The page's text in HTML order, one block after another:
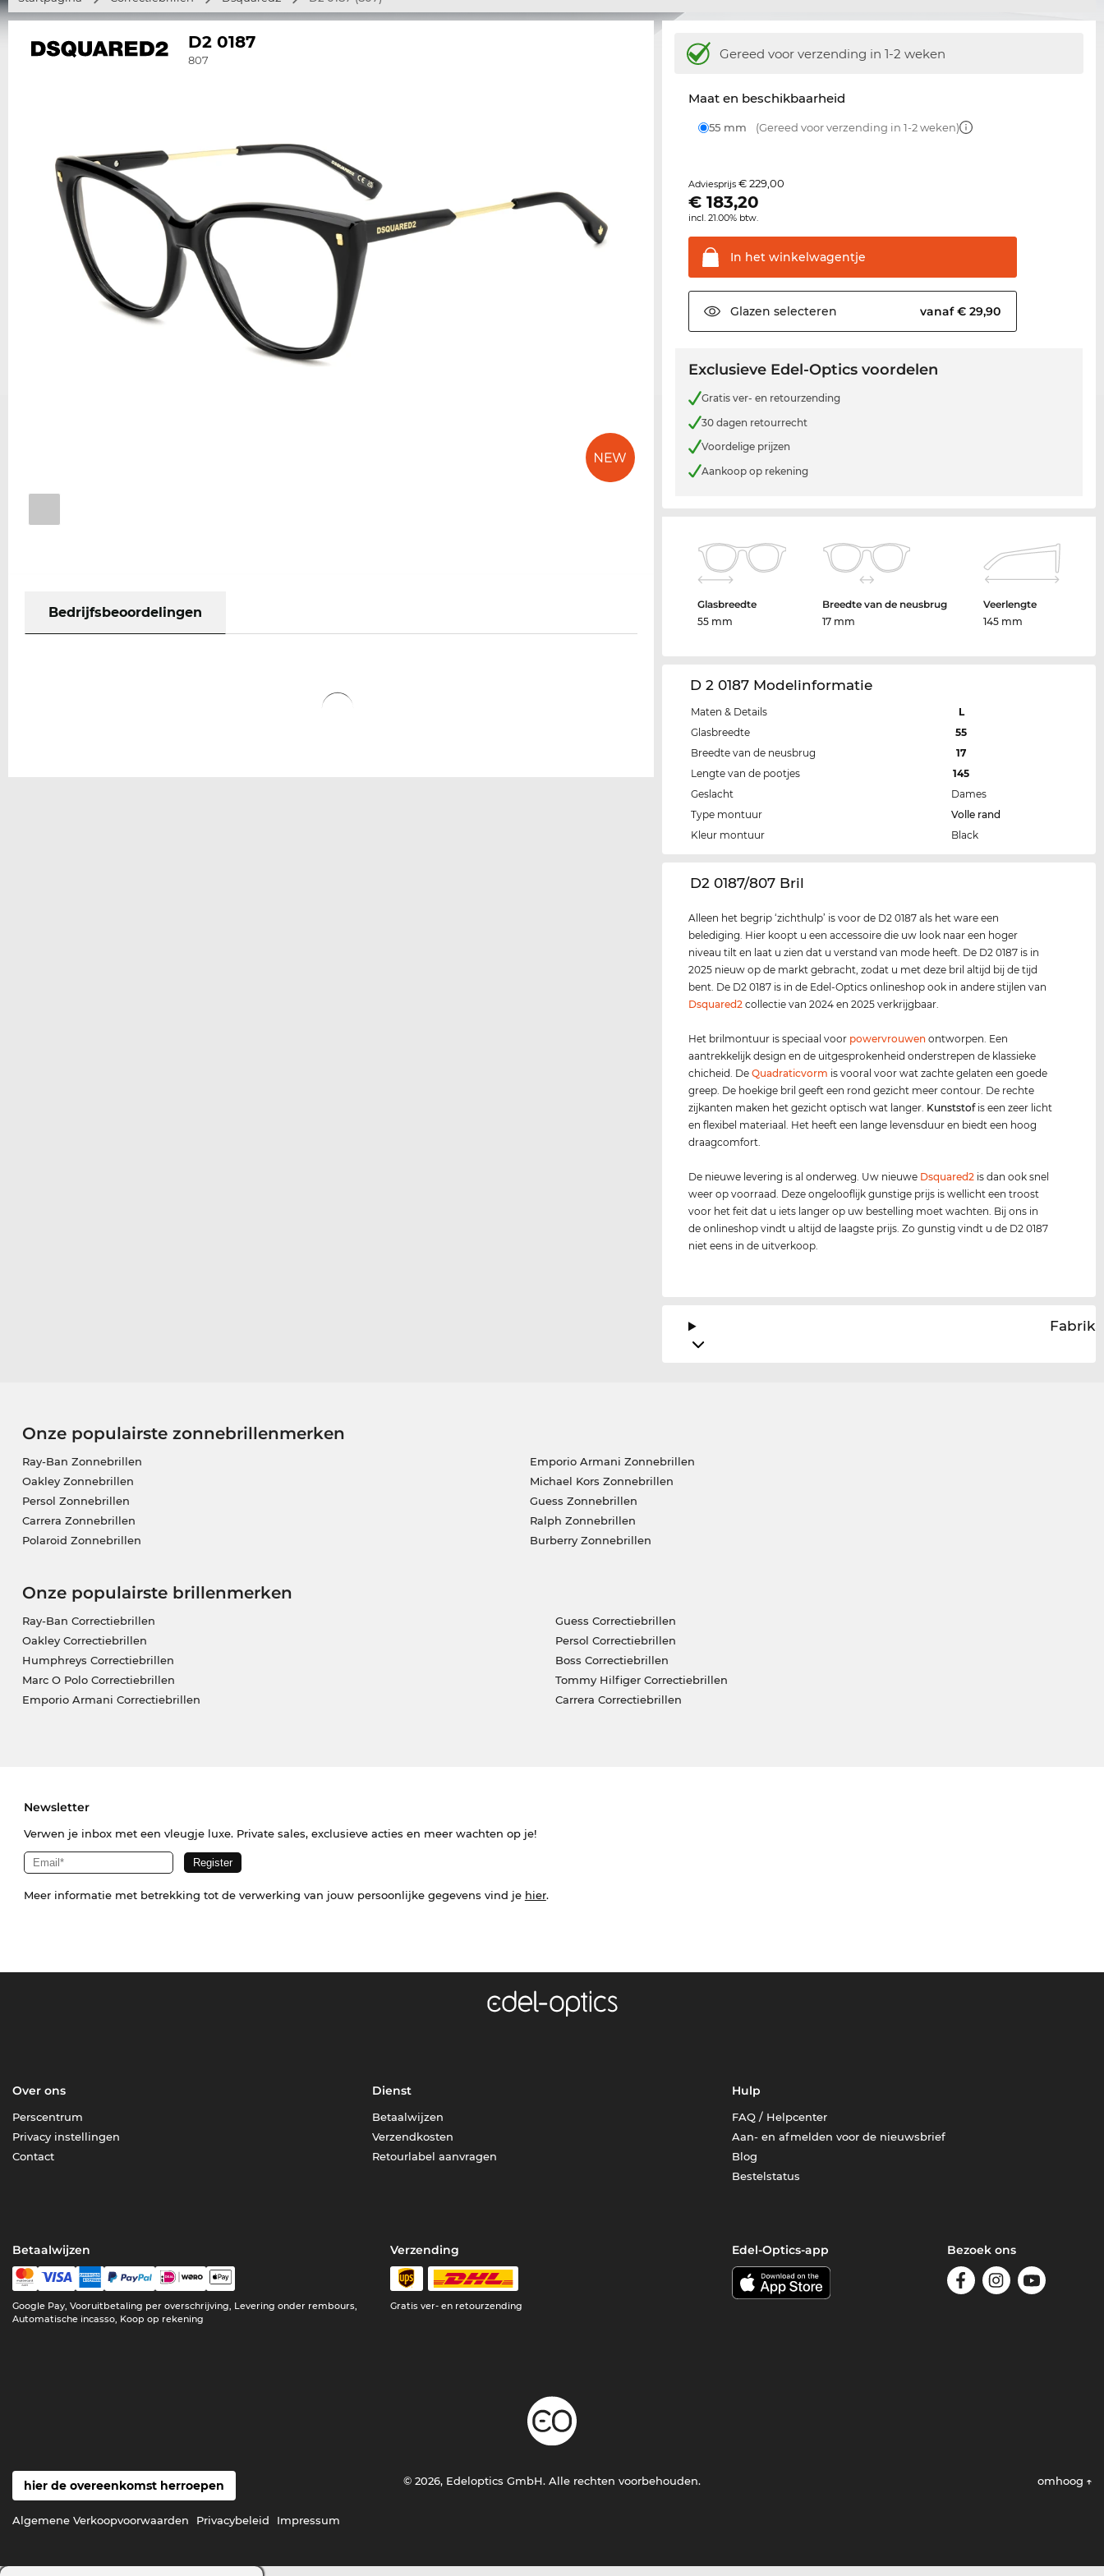
D2 0187
807
Bedrijfsbeoordelingen
Gereed voor verzending in 1-2 weken
Maat en beschikbaarheid
55 mm (Gereed voor verzending in 1-2 weken)
Adviesprijs€ 229,00
€183,20
incl. 21.00% btw.
In het winkelwagentje
Glazen selecteren vanaf € 29,90
Exclusieve Edel-Optics voordelen
Gratis ver- en retourzending
30 dagen retourrecht
Voordelige prijzen
Aankoop op rekening
Glasbreedte
55 mm
Breedte van de neusbrug
17 mm
Veerlengte
145 mm
D 2 0187 Modelinformatie
Maten & Details
L
Glasbreedte
55
Breedte van de neusbrug
17
Lengte van de pootjes
145
Geslacht
Dames
Type montuur
Volle rand
Kleur montuur
Black
‌D2 0187/807 Bril
Alleen het begrip ‘zichthulp’ is voor de D2 0187 als het ware een
belediging. Hier koopt u een accessoire die uw look naar een hoger
niveau tilt en laat u zien dat u verstand van mode heeft. De D2 0187 is in
2025 nieuw op de markt gebracht, zodat u met deze bril altijd bij de tijd
bent. De D2 0187 is in de Edel-Optics onlineshop ook in andere stijlen van
Dsquared2 collectie van 2024 en 2025 verkrijgbaar.
Het brilmontuur is speciaal voor powervrouwen ontworpen. Een
aantrekkelijk design en de uitgesprokenheid onderstrepen de klassieke
chicheid. DeQuadraticvorm is vooral voor wat zachte gelaten een goede
greep. De hoekige bril geeft een rond gezicht meer contour. De rechte
zijkanten maken het gezicht optisch wat langer. Kunststofis een zeer licht
en flexibel materiaal. Het heeft een lange levensduur en biedt een hoog
draagcomfort.
De nieuwe levering is al onderweg. Uw nieuwe Dsquared2 is dan ook snel
weer op voorraad. Deze ongelooflijk gunstige prijs is wellicht een troost
voor het feit dat u iets langer op uw bestelling moet wachten. Bij ons in
de onlineshop vindt u altijd de laagste prijs. Zo gunstig vindt u de D2 0187
niet eens in de uitverkoop.
Onze populairste zonnebrillenmerken
Ray-Ban Zonnebrillen
Oakley Zonnebrillen
Persol Zonnebrillen
Carrera Zonnebrillen
Polaroid Zonnebrillen
Emporio Armani Zonnebrillen
Michael Kors Zonnebrillen
Guess Zonnebrillen
Ralph Zonnebrillen
Burberry Zonnebrillen
Onze populairste brillenmerken
Ray-Ban Correctiebrillen
Oakley Correctiebrillen
Humphreys Correctiebrillen
Marc O Polo Correctiebrillen
Emporio Armani Correctiebrillen
Guess Correctiebrillen
Persol Correctiebrillen
Boss Correctiebrillen
Tommy Hilfiger Correctiebrillen
Carrera Correctiebrillen
Newsletter
Verwen je inbox met een vleugje luxe. Private sales, exclusieve acties en meer wachten op je!
Meer informatie met betrekking tot de verwerking van jouw persoonlijke gegevens vind je hier.
Over ons
Perscentrum
Privacy instellingen
Contact
Dienst
Betaalwijzen
Verzendkosten
Retourlabel aanvragen
Hulp
FAQ / Helpcenter
Aan- en afmelden voor de nieuwsbrief
Blog
Bestelstatus
Betaalwijzen
Google Pay, Vooruitbetaling per overschrijving, Levering onder rembours,
Automatische incasso, Koop op rekening
Verzending
Gratis ver- en retourzending
Edel-Optics-app Bezoek ons
hier de overeenkomst herroepen
Algemene Verkoopvoorwaarden Privacybeleid Impressum
© 2026, Edeloptics GmbH. Alle rechten voorbehouden. omhoog